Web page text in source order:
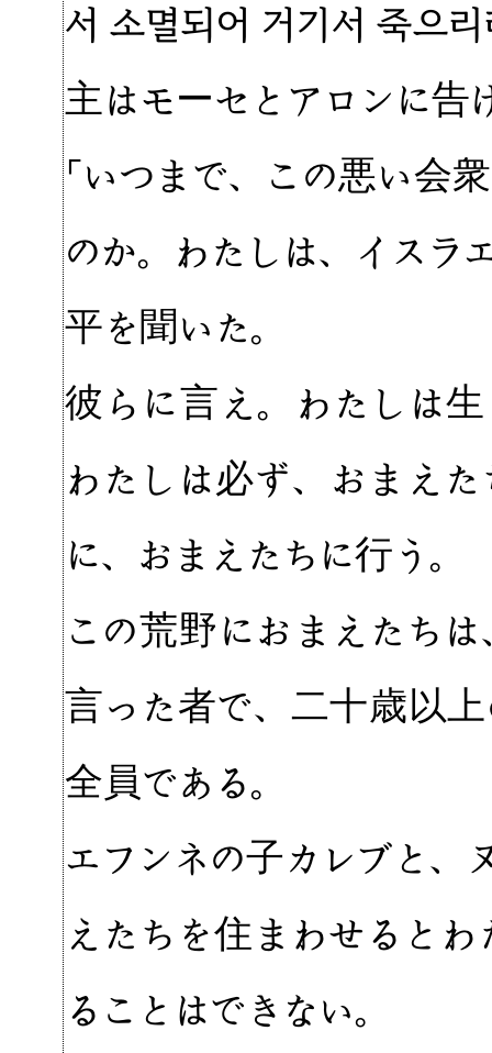
서 소멸되어 거기서 죽으리
主はモーセとアロンに告
「いつまで、この悪い会
のか。わたしは、イスラ
平を聞いた。
彼らに言え。わたしは
わたしは必ず、おまえ
に、おまえたちに行う。
この荒野におまえたち
言った者で、二十歳以
全員である。
エフンネの子カレブと、
えたちを住まわせると
ることはできない。